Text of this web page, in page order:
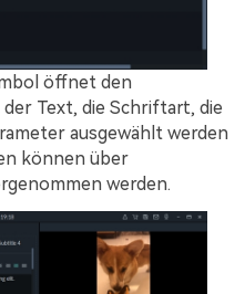
öffnet den
Text, die Schriftart, die
ausgewählt werden
können über
werden.